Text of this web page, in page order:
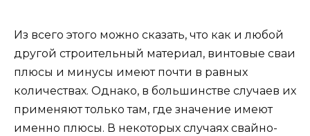
Из всего этого можно сказать, что как и любой
другой строительный материал, винтовые сваи
плюсы и минусы имеют почти в равных
количествах. Однако, в большинстве случаев их
применяют только там, где значение имеют
именно плюсы. В некоторых случаях свайно-